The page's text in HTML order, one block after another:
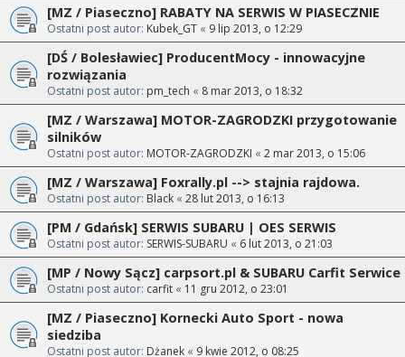
[MZ / Piaseczno] RABATY NA SERWIS W PIASECZNIE
Ostatni post autor: Kubek_GT « 9 lip 2013, o 12:29
[DŚ / Bolesławiec] ProducentMocy - innowacyjne
rozwiązania
Ostatni post autor: pm_tech « 8 mar 2013, o 18:32
[MZ / Warszawa] MOTOR-ZAGRODZKI przygotowanie
silników
Ostatni post autor: MOTOR-ZAGRODZKI « 2 mar 2013, o 15:06
[MZ / Warszawa] Foxrally.pl --> stajnia rajdowa.
Ostatni post autor: Black « 28 lut 2013, o 16:13
[PM / Gdańsk] SERWIS SUBARU | OES SERWIS
Ostatni post autor: SERWIS-SUBARU « 6 lut 2013, o 21:03
[MP / Nowy Sącz] carpsort.pl & SUBARU Carfit Serwice
Ostatni post autor: carfit « 11 gru 2012, o 23:01
[MZ / Piaseczno] Kornecki Auto Sport - nowa
siedziba
Ostatni post autor: Dżanek « 9 kwie 2012, o 08:25